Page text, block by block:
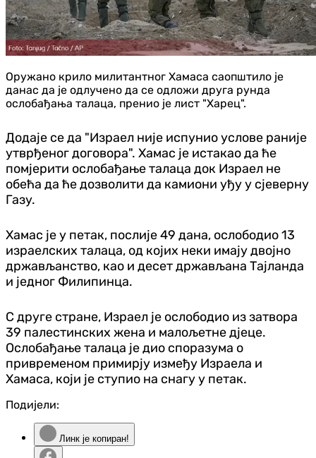
Оружано крило милитантног Хамаса саопштило је
данас да је одлучено да се одложи друга рунда
ослобађања талаца, пренио је лист "Харец".
Додаје се да "Израел није испунио услове раније
утврђеног договора". Хамас је истакао да ће
помјерити ослобађање талаца док Израел не
обећа да ће дозволити да камиони уђу у сјеверну
Газу.
Хамас је у петак, послије 49 дана, ослободио 13
израелских талаца, од којих неки имају двојно
држављанство, као и десет држављана Тајланда
и једног Филипинца.
С друге стране, Израел је ослободио из затвора
39 палестинских жена и малољетне дјеце.
Ослобађање талаца је дио споразума о
привременом примирју између Израела и
Хамаса, који је ступио на снагу у петак.
Подијели:
Линк је копиран!